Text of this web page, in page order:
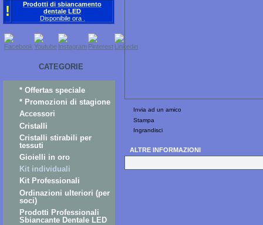
!
Prodotti di sbiancamento
dentale LED
Disponibile ora
CATEGORIE
* Offertas speciale
* Promozioni di stagione
Accessori
Cristalli
Cristalli stirabili per
tessuti
Gioielli in oro
Kit individuali
Kit Professionali
Ordinazioni ulteriori (per
soci)
Prodotti Professionali
Sbiancante Dentale LED
Invia ad un amico
Stampa
Ingrandisci
ALTRE INFORMAZIONI